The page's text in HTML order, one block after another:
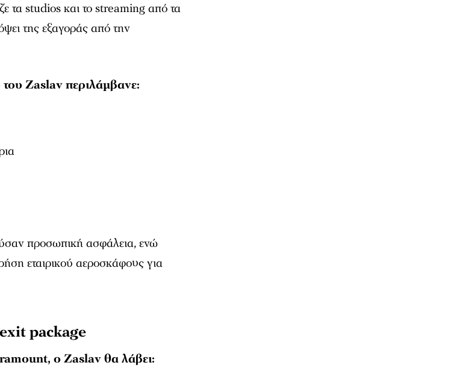
τα studios και το streaming από τα
της εξαγοράς από την
Zaslav περιλάμβανε:
προσωπική ασφάλεια, ενώ
εταιρικού αεροσκάφους για
package
ο Zaslav θα λάβει: